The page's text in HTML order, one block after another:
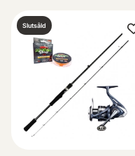
Slutsåld